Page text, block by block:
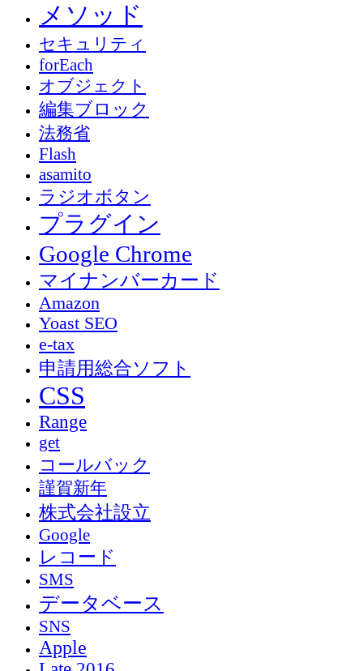
メソッド
セキュリティ
forEach
オブジェクト
編集ブロック
法務省
Flash
asamito
ラジオボタン
プラグイン
Google Chrome
マイナンバーカード
Amazon
Yoast SEO
e-tax
申請用総合ソフト
CSS
Range
get
コールバック
謹賀新年
株式会社設立
Google
レコード
SMS
データベース
SNS
Apple